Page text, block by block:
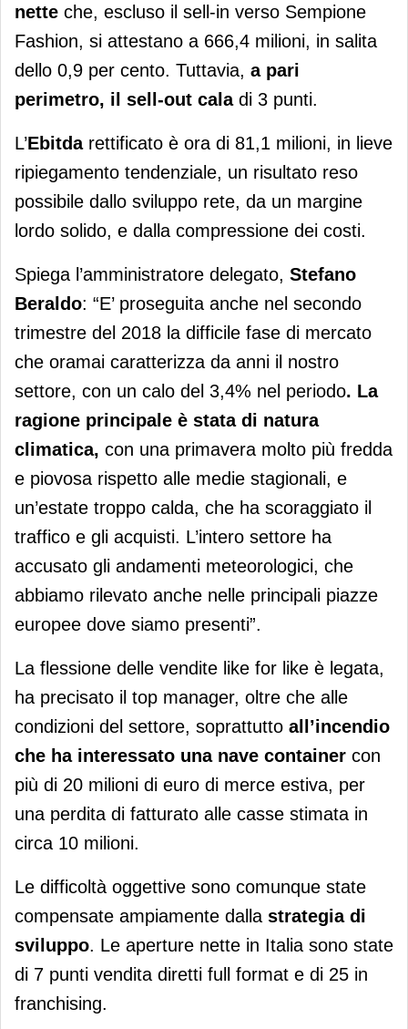
nette che, escluso il sell-in verso Sempione
Fashion, si attestano a 666,4 milioni, in salita
dello 0,9 per cento. Tuttavia, a pari
perimetro, il sell-out cala di 3 punti.
L’Ebitda rettificato è ora di 81,1 milioni, in lieve
ripiegamento tendenziale, un risultato reso
possibile dallo sviluppo rete, da un margine
lordo solido, e dalla compressione dei costi.
Spiega l’amministratore delegato, Stefano
Beraldo: “E’ proseguita anche nel secondo
trimestre del 2018 la difficile fase di mercato
che oramai caratterizza da anni il nostro
settore, con un calo del 3,4% nel periodo. La
ragione principale è stata di natura
climatica, con una primavera molto più fredda
e piovosa rispetto alle medie stagionali, e
un’estate troppo calda, che ha scoraggiato il
traffico e gli acquisti. L’intero settore ha
accusato gli andamenti meteorologici, che
abbiamo rilevato anche nelle principali piazze
europee dove siamo presenti”.
La flessione delle vendite like for like è legata,
ha precisato il top manager, oltre che alle
condizioni del settore, soprattutto all’incendio
che ha interessato una nave container con
più di 20 milioni di euro di merce estiva, per
una perdita di fatturato alle casse stimata in
circa 10 milioni.
Le difficoltà oggettive sono comunque state
compensate ampiamente dalla strategia di
sviluppo. Le aperture nette in Italia sono state
di 7 punti vendita diretti full format e di 25 in
franchising.